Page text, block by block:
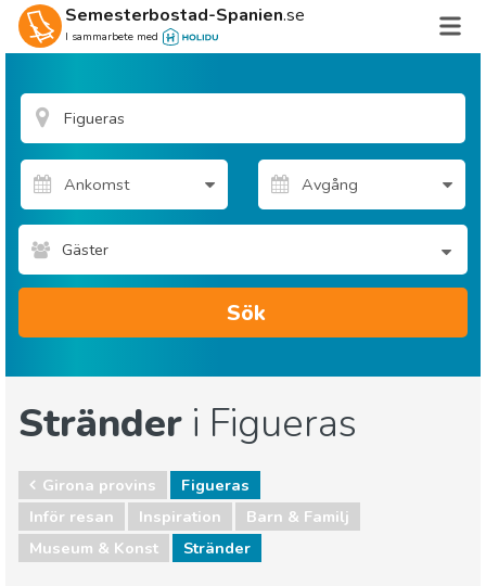
Semesterbostad-Spanien.se
I sammarbete med
Gäster
Sök
Stränder i Figueras
Girona provins
Figueras
Inför resan
Inspiration
Barn & Familj
Museum & Konst
Stränder